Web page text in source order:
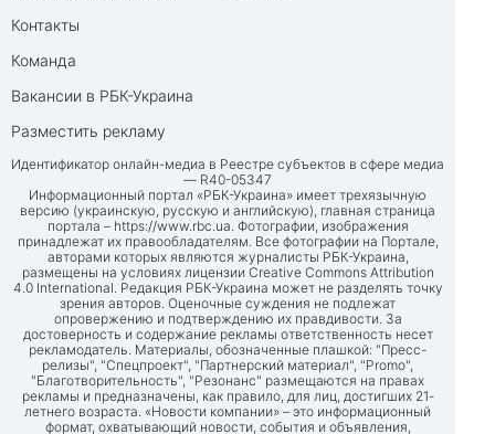
Контакты
Команда
Вакансии в РБК-Украина
Разместить рекламу
Идентификатор онлайн-медиа в Реестре субъектов в сфере медиа
— R40-05347
Информационный портал «РБК-Украина» имеет трехязычную
версию (украинскую, русскую и английскую), главная страница
портала – https://www.rbc.ua. Фотографии, изображения
принадлежат их правообладателям. Все фотографии на Портале,
авторами которых являются журналисты РБК-Украина,
размещены на условиях лицензии Creative Commons Attribution
4.0 International. Редакция РБК-Украина может не разделять точку
зрения авторов. Оценочные суждения не подлежат
опровержению и подтверждению их правдивости. За
достоверность и содержание рекламы ответственность несет
рекламодатель. Материалы, обозначенные плашкой: "Пресс-
релизы", "Спецпроект", "Партнерский материал", "Promo",
"Благотворительность", "Резонанс" размещаются на правах
рекламы и предназначены, как правило, для лиц, достигших 21-
летнего возраста. «Новости компании» – это информационный
формат, охватывающий новости, события и объявления,